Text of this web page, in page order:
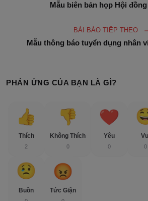
Mẫu biên bản họp Hội
BÀI BÁO TIÊP THEO
Mẫu thông báo tuyển dụng nhân
PHẢN ỨNG CỦA BẠN LÀ GÌ?
Thích
2
Không Thích
0
Yêu
0 0
Buồn Tức Giận